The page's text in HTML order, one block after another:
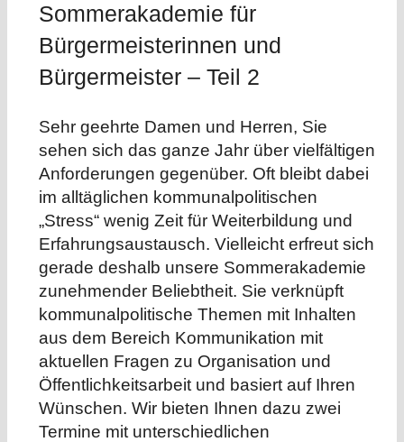
Sommerakademie für
Bürgermeisterinnen und
Bürgermeister – Teil 2
Sehr geehrte Damen und Herren, Sie
sehen sich das ganze Jahr über vielfältigen
Anforderungen gegenüber. Oft bleibt dabei
im alltäglichen kommunalpolitischen
„Stress“ wenig Zeit für Weiterbildung und
Erfahrungsaustausch. Vielleicht erfreut sich
gerade deshalb unsere Sommerakademie
zunehmender Beliebtheit. Sie verknüpft
kommunalpolitische Themen mit Inhalten
aus dem Bereich Kommunikation mit
aktuellen Fragen zu Organisation und
Öffentlichkeitsarbeit und basiert auf Ihren
Wünschen. Wir bieten Ihnen dazu zwei
Termine mit unterschiedlichen